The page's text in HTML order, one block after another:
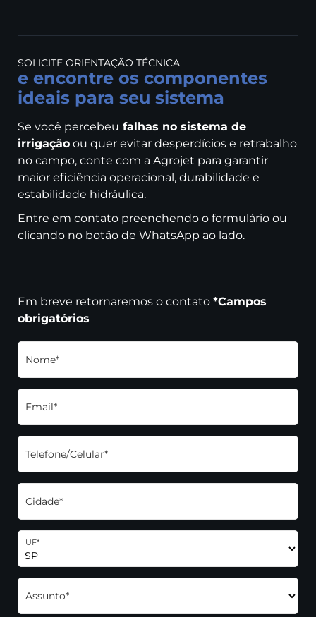
SOLICITE ORIENTAÇÃO TÉCNICA
e encontre os componentes
ideais para seu sistema
Se você percebeu falhas no sistema de
irrigação ou quer evitar desperdícios e retrabalho
no campo, conte com a Agrojet para garantir
maior eficiência operacional, durabilidade e
estabilidade hidráulica.
Entre em contato preenchendo o formulário ou
clicando no botão de WhatsApp ao lado.
Em breve retornaremos o contato *Campos
obrigatórios
Nome*
Email*
Telefone/Celular*
Cidade*
UF*
Assunto*